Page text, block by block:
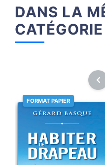
DANS LA
CATÉGORIE
FORMAT PAPIER